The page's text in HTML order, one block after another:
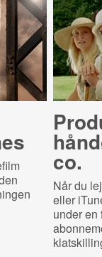
co.
Når du
eller
under en